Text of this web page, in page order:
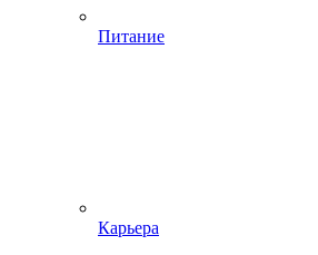
Питание
Карьера